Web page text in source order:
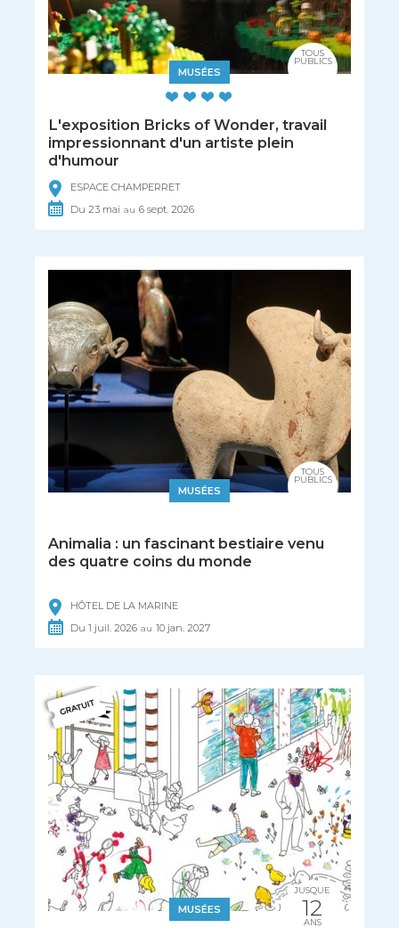
MUSÉES
L'exposition Bricks of Wonder, travail
impressionnant d'un artiste plein
d'humour
ESPACE CHAMPERRET
Du23 mai au 6sept. 2026
TOUS
PUBLICS
MUSÉES
Animalia : un fascinant bestiaire venu
des quatre coins du monde
HÔTEL DE LA MARINE
Du1 juil. 2026 au 10 jan. 2027
TOUS
PUBLICS
MUSÉES
JUSQUE
12
ANS